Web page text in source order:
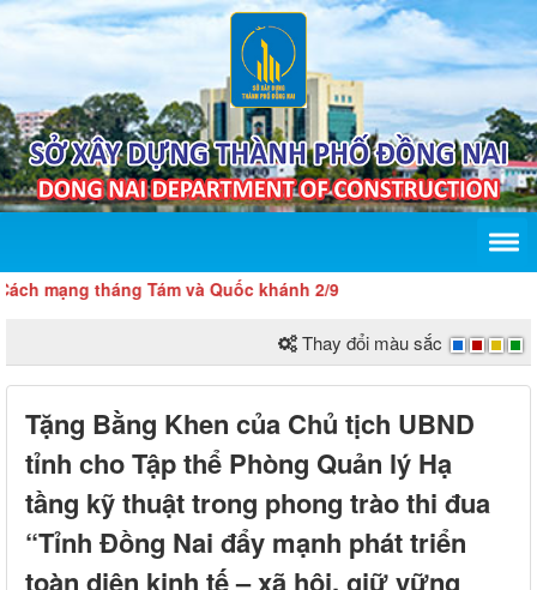
tháng Tám và Quốc khánh 2/9
Thay đổi màu sắc
Tặng Bằng Khen của Chủ tịch UBND
tỉnh cho Tập thể Phòng Quản lý Hạ
tầng kỹ thuật trong phong trào thi đua
“Tỉnh Đồng Nai đẩy mạnh phát triển
toàn diện kinh tế – xã hội, giữ vững